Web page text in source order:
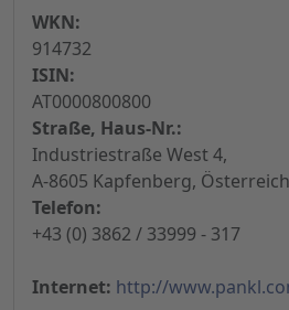
WKN:
914732
ISIN:
AT0000800800
Straße, Haus-Nr.:
Industriestraße West 4,
A-8605 Kapfenberg, Österreich
Telefon:
+43 (0) 3862 / 33999 - 317
Internet: http://